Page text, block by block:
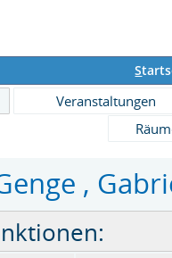
S
Veranstaltungen
,